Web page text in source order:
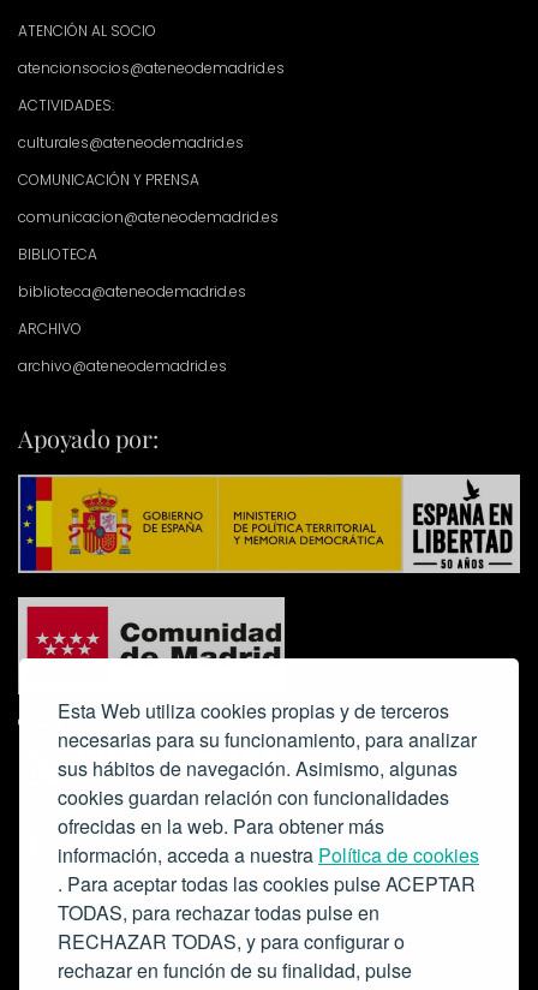
Esta Web utiliza cookies propias y de terceros
necesarias para su funcionamiento, para analizar
sus hábitos de navegación. Asimismo, algunas
cookies guardan relación con funcionalidades
ofrecidas en la web. Para obtener más
información, acceda a nuestra Política de cookies
. Para aceptar todas las cookies pulse ACEPTAR
TODAS, para rechazar todas pulse en
RECHAZAR TODAS, y para configurar o
rechazar en función de su finalidad, pulse
ATENCIÓN AL SOCIO
atencionsocios@ateneodemadrid.es
ACTIVIDADES:
culturales@ateneodemadrid.es
COMUNICACIÓN Y PRENSA
comunicacion@ateneodemadrid.es
BIBLIOTECA
biblioteca@ateneodemadrid.es
ARCHIVO
archivo@ateneodemadrid.es
Apoyado por:
Colabora: